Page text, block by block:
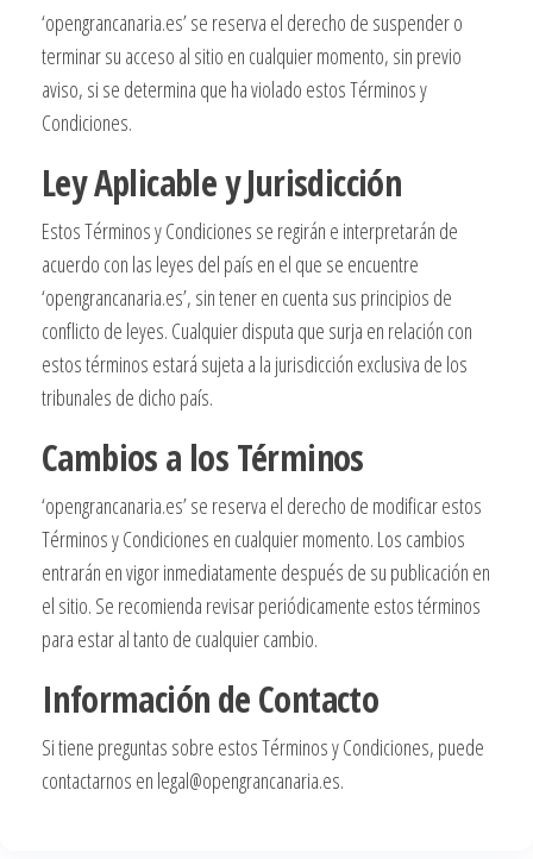
‘opengrancanaria.es’ se reserva el derecho de suspender o
terminar su acceso al sitio en cualquier momento, sin previo
aviso, si se determina que ha violado estos Términos y
Condiciones.
Ley Aplicable y Jurisdicción
Estos Términos y Condiciones se regirán e interpretarán de
acuerdo con las leyes del país en el que se encuentre
‘opengrancanaria.es’, sin tener en cuenta sus principios de
conflicto de leyes. Cualquier disputa que surja en relación con
estos términos estará sujeta a la jurisdicción exclusiva de los
tribunales de dicho país.
Cambios a los Términos
‘opengrancanaria.es’ se reserva el derecho de modificar estos
Términos y Condiciones en cualquier momento. Los cambios
entrarán en vigor inmediatamente después de su publicación en
el sitio. Se recomienda revisar periódicamente estos términos
para estar al tanto de cualquier cambio.
Información de Contacto
Si tiene preguntas sobre estos Términos y Condiciones, puede
contactarnos en legal@opengrancanaria.es.